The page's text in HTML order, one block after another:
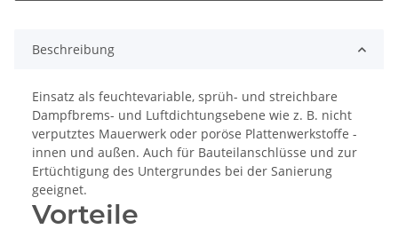
Beschreibung
Einsatz als feuchtevariable, sprüh- und streichbare
Dampfbrems- und Luftdichtungsebene wie z. B. nicht
verputztes Mauerwerk oder poröse Plattenwerkstoffe -
innen und außen. Auch für Bauteilanschlüsse und zur
Ertüchtigung des Untergrundes bei der Sanierung
geeignet.
Vorteile